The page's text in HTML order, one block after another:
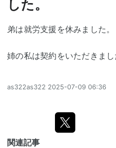
した。
弟は就労支援を休みました。
姉の私は契約をいただきまし
as322as322 2025-07-09 06:36
関連記事